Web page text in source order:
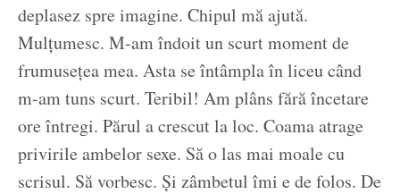
deplasez spre imagine. Chipul mă ajută.
Mulțumesc. M-am îndoit un scurt moment de
frumusețea mea. Asta se întâmpla în liceu când
m-am tuns scurt. Teribil! Am plâns fără încetare
ore întregi. Părul a crescut la loc. Coama atrage
privirile ambelor sexe. Să o las mai moale cu
scrisul. Să vorbesc. Și zâmbetul îmi e de folos. De